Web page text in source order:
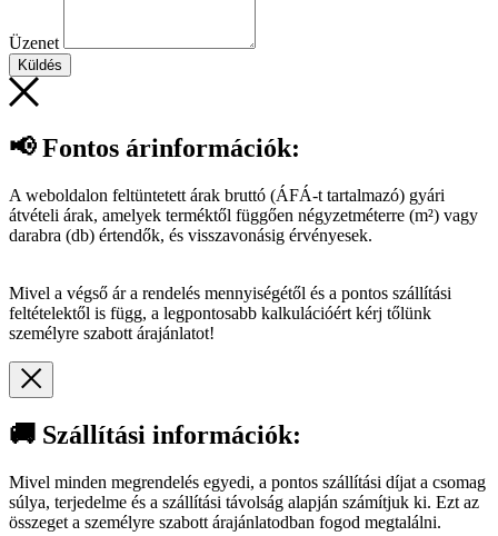
Üzenet
Küldés
📢 Fontos árinformációk:
A weboldalon feltüntetett árak bruttó (ÁFÁ-t tartalmazó) gyári
átvételi árak, amelyek terméktől függően négyzetméterre (m²) vagy
darabra (db) értendők, és visszavonásig érvényesek.
Mivel a végső ár a rendelés mennyiségétől és a pontos szállítási
feltételektől is függ, a legpontosabb kalkulációért kérj tőlünk
személyre szabott árajánlatot!
🚚 Szállítási információk:
Mivel minden megrendelés egyedi, a pontos szállítási díjat a csomag
súlya, terjedelme és a szállítási távolság alapján számítjuk ki. Ezt az
összeget a személyre szabott árajánlatodban fogod megtalálni.